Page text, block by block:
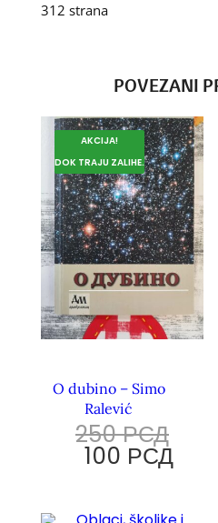
312 strana
POVEZANI
AKCIJA!
DOK TRAJU ZALIHE.
O dubino – Simo
Ralević
250РСД
100 РСД